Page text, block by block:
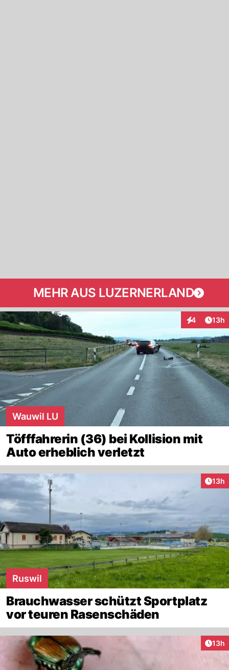
MEHR AUS LUZERNERLAND
4
Interaktionen
13h
Wauwil LU
Töfffahrerin (36) bei Kollision mit
Auto erheblich verletzt
13h
Ruswil
Brauchwasser schützt Sportplatz
vor teuren Rasenschäden
13h